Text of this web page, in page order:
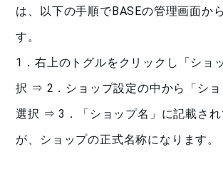
は、以下の手順でBASEの管理画面か
す。
1．右上のトグルをクリックし「ショ
択 ⇒ 2．ショップ設定の中から「シ
選択 ⇒3．「ショップ名」に記載さ
が、ショップの正式名称になります。